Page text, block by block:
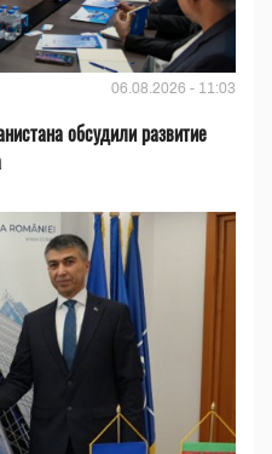
06.08.2026 - 11:03
обсудили развитие